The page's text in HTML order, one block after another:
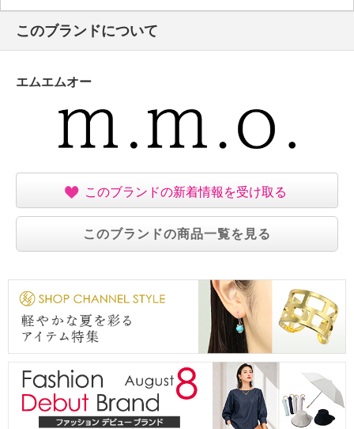
・自然乾燥：日陰の吊り干し
・アイロン仕上げ：可（中温）
・ドライクリーニング：石油系ドライクリーニング可
【個体差あり】
・個体差あり
・中国製
このブランドについて
エムエムオー
このブランドの新着情報を受け取る
このブランドの商品一覧を見る